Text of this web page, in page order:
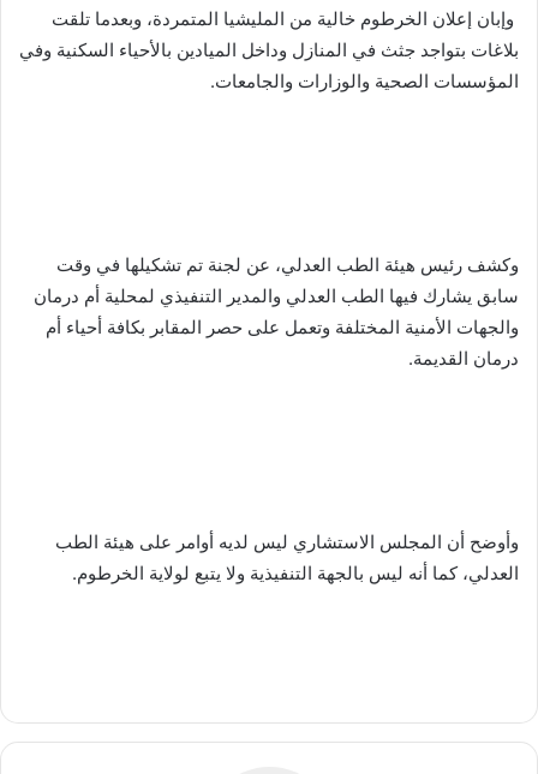
وإبان إعلان الخرطوم خالية من المليشيا المتمردة، وبعدما تلقت
بلاغات بتواجد جثث في المنازل وداخل الميادين بالأحياء السكنية وفي
المؤسسات الصحية والوزارات والجامعات.
وكشف رئيس هيئة الطب العدلي، عن لجنة تم تشكيلها في وقت
سابق يشارك فيها الطب العدلي والمدير التنفيذي لمحلية أم درمان
والجهات الأمنية المختلفة وتعمل على حصر المقابر بكافة أحياء أم
درمان القديمة.
وأوضح أن المجلس الاستشاري ليس لديه أوامر على هيئة الطب
العدلي، كما أنه ليس بالجهة التنفيذية ولا يتبع لولاية الخرطوم.